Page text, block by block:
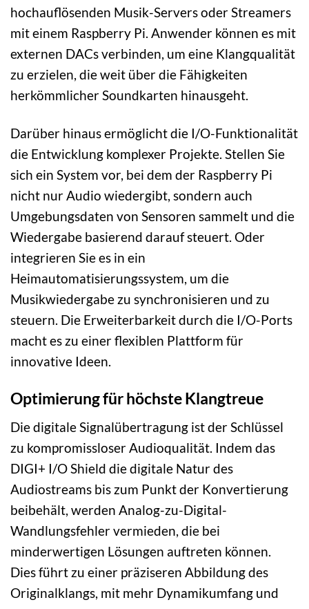
hochauflösenden Musik-Servers oder Streamers
mit einem Raspberry Pi. Anwender können es mit
externen DACs verbinden, um eine Klangqualität
zu erzielen, die weit über die Fähigkeiten
herkömmlicher Soundkarten hinausgeht.
Darüber hinaus ermöglicht die I/O-Funktionalität
die Entwicklung komplexer Projekte. Stellen Sie
sich ein System vor, bei dem der Raspberry Pi
nicht nur Audio wiedergibt, sondern auch
Umgebungsdaten von Sensoren sammelt und die
Wiedergabe basierend darauf steuert. Oder
integrieren Sie es in ein
Heimautomatisierungssystem, um die
Musikwiedergabe zu synchronisieren und zu
steuern. Die Erweiterbarkeit durch die I/O-Ports
macht es zu einer flexiblen Plattform für
innovative Ideen.
Optimierung für höchste Klangtreue
Die digitale Signalübertragung ist der Schlüssel
zu kompromissloser Audioqualität. Indem das
DIGI+ I/O Shield die digitale Natur des
Audiostreams bis zum Punkt der Konvertierung
beibehält, werden Analog-zu-Digital-
Wandlungsfehler vermieden, die bei
minderwertigen Lösungen auftreten können.
Dies führt zu einer präziseren Abbildung des
Originalklangs, mit mehr Dynamikumfang und